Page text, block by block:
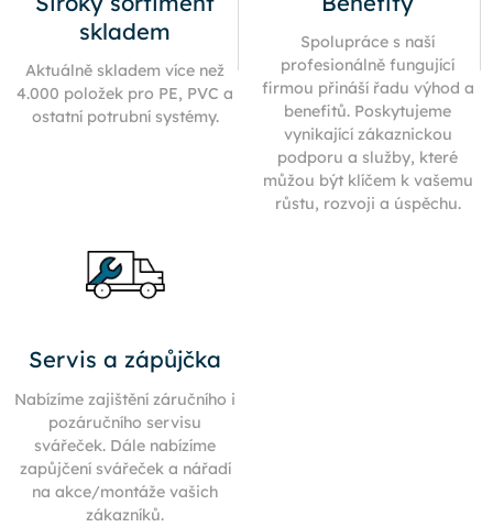
skladem
Aktuálně skladem více než
4.000 položek pro PE, PVC a
ostatní potrubní systémy.
Spolupráce s naší
profesionálně fungující
firmou přináší řadu výhod a
benefitů. Poskytujeme
vynikající zákaznickou
podporu a služby, které
můžou být klíčem k vašemu
růstu, rozvoji a úspěchu.
Servis a zápůjčka
Nabízíme zajištění záručního i
pozáručního servisu
svářeček. Dále nabízíme
zapůjčení svářeček a nářadí
na akce/montáže vašich
zákazníků.